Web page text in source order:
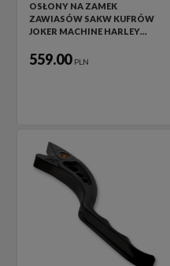
OSŁONY NA ZAMEK
ZAWIASÓW SAKW KUFRÓW
JOKER MACHINE HARLEY…
559.00 PLN